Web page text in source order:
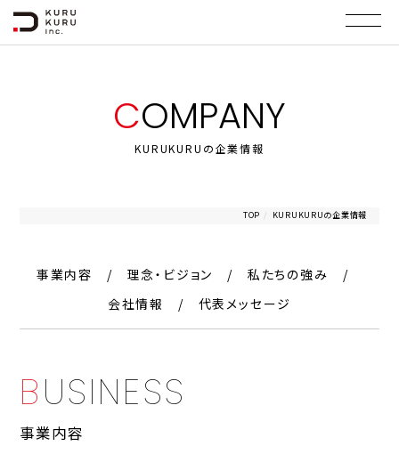
COMPANY
KURUKURUの企業情報
TOP / KURUKURUの企業情報
事業内容 理念・ビジョン
私たちの強み
会社情報
代表メッセージ
BUSINESS
事業内容